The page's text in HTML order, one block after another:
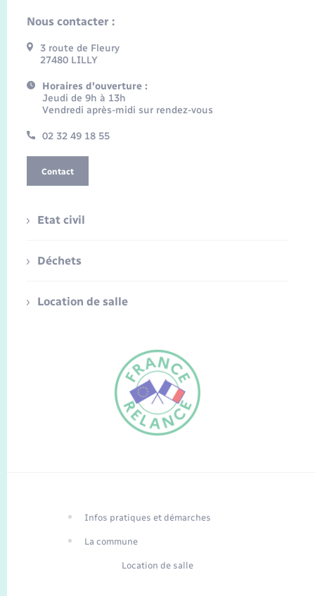
Traduction du
Nous contacter :
3 route de Fleury
27480 LILLY
Horaires d'ouverture :
Jeudi de 9h à 13h
Vendredi après-midi sur rendez-vous
02 32 49 18 55
Contact
Etat civil
Déchets
Location de salle
Infos pratiques et démarches
La commune
Location de salle